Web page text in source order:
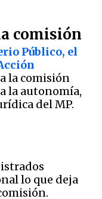
comisión
Público, el
la comisión
la autonomía,
del MP.
lo que deja